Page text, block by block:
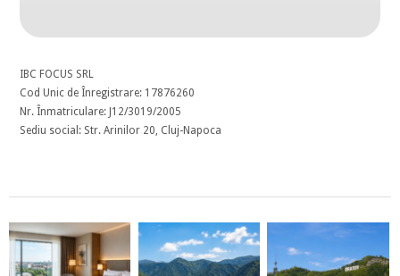
IBC FOCUS SRL
Cod Unic de Înregistrare: 17876260
Nr. Înmatriculare: J12/3019/2005
Sediu social: Str. Arinilor 20, Cluj-Napoca